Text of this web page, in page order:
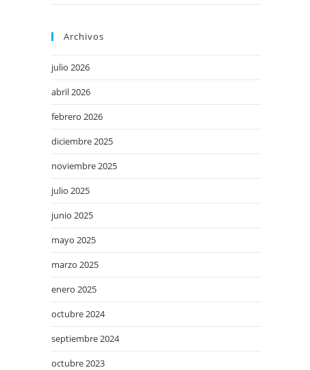
Archivos
julio 2026
abril 2026
febrero 2026
diciembre 2025
noviembre 2025
julio 2025
junio 2025
mayo 2025
marzo 2025
enero 2025
octubre 2024
septiembre 2024
octubre 2023